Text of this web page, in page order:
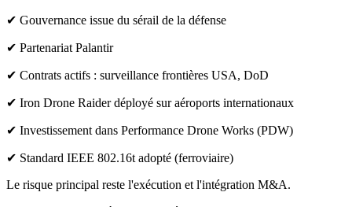
✔ Gouvernance issue du sérail de la défense
✔ Partenariat Palantir
✔ Contrats actifs : surveillance frontières USA, DoD
✔ Iron Drone Raider déployé sur aéroports internationaux
✔ Investissement dans Performance Drone Works (PDW)
✔ Standard IEEE 802.16t adopté (ferroviaire)
Le risque principal reste l'exécution et l'intégration M&A.